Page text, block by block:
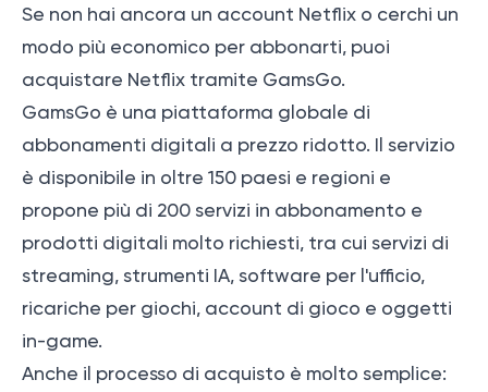
Se non hai ancora un account Netflix o cerchi un
modo più economico per abbonarti, puoi
acquistare Netflix tramite GamsGo.
GamsGo è una piattaforma globale di
abbonamenti digitali a prezzo ridotto. Il servizio
è disponibile in oltre 150 paesi e regioni e
propone più di 200 servizi in abbonamento e
prodotti digitali molto richiesti, tra cui servizi di
streaming, strumenti IA, software per l'ufficio,
ricariche per giochi, account di gioco e oggetti
in-game.
Anche il processo di acquisto è molto semplice: